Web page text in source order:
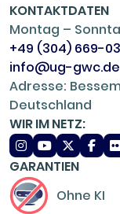
KONTAKTDATEN
Montag –
+49 (304) 669-
info@ug-gwc.de
Adresse:
Deutschland
WIR IM NETZ:
GARANTIEN
Ohne KI